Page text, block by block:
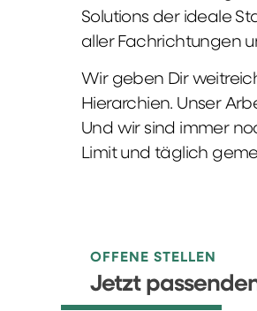
Solutions der ideale
aller Fachrichtungen
Wir geben Dir
Hierarchien. Unser
Und wir sind immer
Limit und täglich
OFFENE STELLEN
Jetzt